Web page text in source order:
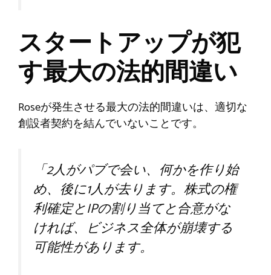
スタートアップが犯
す最大の法的間違い
Roseが発生させる最大の法的間違いは、適切な
創設者契約を結んでいないことです。
「2人がパブで会い、何かを作り始
め、後に1人が去ります。株式の権
利確定とIPの割り当てと合意がな
ければ、ビジネス全体が崩壊する
可能性があります。